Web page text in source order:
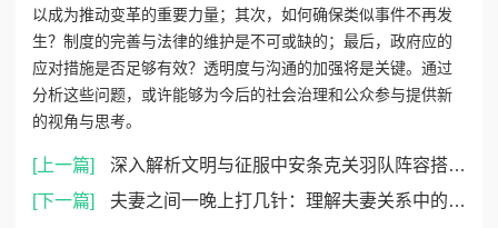
以成为推动变革的重要力量；其次，如何确保类似事件不再发
生？制度的完善与法律的维护是不可或缺的；最后，政府应的
应对措施是否足够有效？透明度与沟通的加强将是关键。通过
分析这些问题，或许能够为今后的社会治理和公众参与提供新
的视角与思考。
[上一篇]
深入解析文明与征服中安条克关羽队阵容搭配及玩法策略
[下一篇]
夫妻之间一晚上打几针：理解夫妻关系中的沟通与信任的重要性